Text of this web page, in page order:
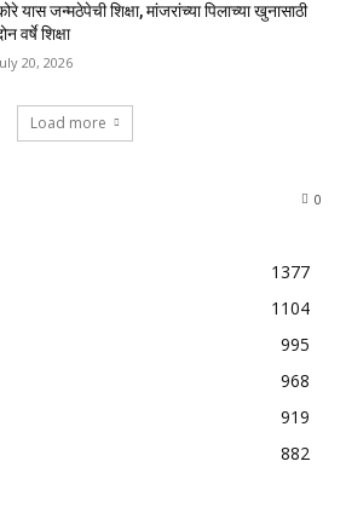
यास जन्मठेपेची शिक्षा, मांजरांच्या पिलाच्या खुनासाठी
वर्षे शिक्षा
20, 2026
Load more
0
1377
1104
995
968
919
882